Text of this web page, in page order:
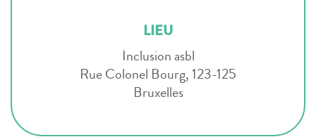
LIEU
Inclusion asbl
Rue Colonel Bourg, 123-125
Bruxelles